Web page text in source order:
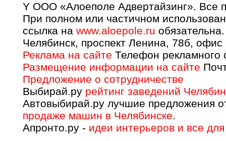
Y OOO «Алоеполе Адвертайзинг».
При полном или частичном
ссылка на www.aloepole.ru обязательна.
Челябинск, проспект Ленина, 78б, офис
Реклама на сайте Телефон рекламного
Размещение информации на сайте
Предложение о сотрудничестве
Выбирай.ру рейтинг заведений
Автовыбирай.ру лучшие предложения
продаже машин в Челябинске.
Апронто.ру - идеи интерьеров и все